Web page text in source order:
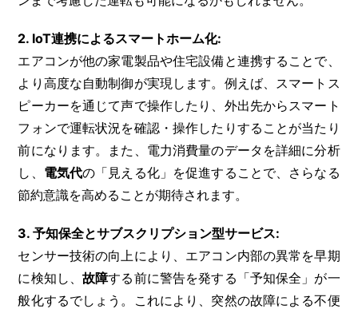
2. IoT連携によるスマートホーム化:
エアコンが他の家電製品や住宅設備と連携することで、
より高度な自動制御が実現します。例えば、スマートス
ピーカーを通じて声で操作したり、外出先からスマート
フォンで運転状況を確認・操作したりすることが当たり
前になります。また、電力消費量のデータを詳細に分析
し、 電気代の「見える化」を促進することで、さらなる
節約意識を高めることが期待されます。
3. 予知保全とサブスクリプション型サービス:
センサー技術の向上により、エアコン内部の異常を早期
に検知し、故障する前に警告を発する「予知保全」が一
般化するでしょう。これにより、突然の故障による不便